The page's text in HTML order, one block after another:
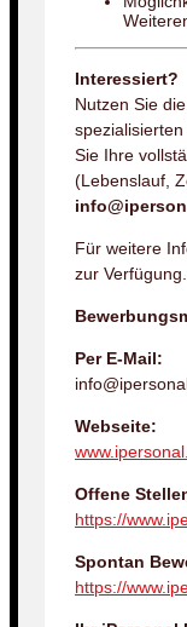
Interessiert?
Nutzen Sie
Sie Ihre
(Lebenslauf,
Für weitere
zur Verfügung.
Per E-Mail:
Webseite:
Offene
https://
Spontan
https://